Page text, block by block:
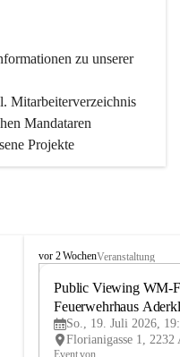
zu unserer
Mitarbeiterverzeichnis
Mandataren
Projekte
A
vor 2 WochenVeranstaltung
Public Viewing WM-
Feuerwehrhaus
So., 19. Juli 2026,
Event von